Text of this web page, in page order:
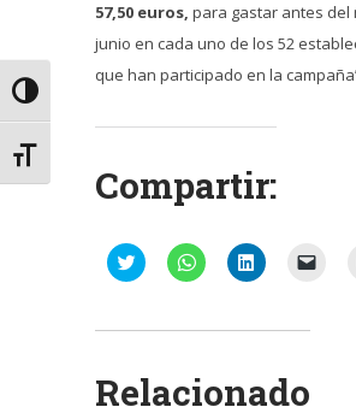
Alternar alto contraste
Alternar tamaño de letra
57,50 euros, para gastar antes del
junio en cada uno de los 52
que han participado en la
Compartir:
Haz
clic
Twitter
en
una
Haz
clic
WhatsApp
en
una
Haz
clic
LinkedIn
en
una
Relacionado